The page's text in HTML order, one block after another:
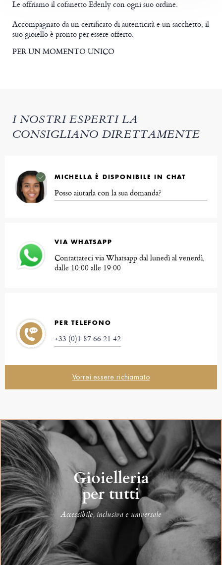
Le offriamo il cofanetto Edenly con ogni suo ordine.
Accompagnato da un certificato di autenticità e un sacchetto, il
suo gioiello è pronto per essere offerto.
PER UN MOMENTO UNICO
I NOSTRI ESPERTI LA
CONSIGLIANO DIRETTAMENTE
MICHELLA È DISPONIBILE IN CHAT
Posso aiutarla con la sua domanda?
VIA WHATSAPP
Contattateci via Whatsapp dal lunedì al venerdì,
dalle 10:00 alle 19:00
PER TELEFONO
+33 (0)1 87 66 21 42
Vorrei essere richiamato
Gioielleria
per tutti
Accessibile, inclusiva e universale